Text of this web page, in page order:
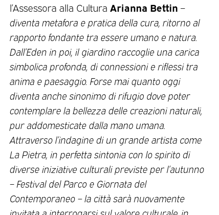
l’Assessora alla Cultura Arianna Bettin –
diventa metafora e pratica della cura, ritorno al
rapporto fondante tra essere umano e natura.
Dall’Eden in poi, il giardino raccoglie una carica
simbolica profonda, di connessioni e riflessi tra
anima e paesaggio. Forse mai quanto oggi
diventa anche sinonimo di rifugio dove poter
contemplare la bellezza delle creazioni naturali,
pur addomesticate dalla mano umana.
Attraverso l’indagine di un grande artista come
La Pietra, in perfetta sintonia con lo spirito di
diverse iniziative culturali previste per l’autunno
– Festival del Parco e Giornata del
Contemporaneo – la città sarà nuovamente